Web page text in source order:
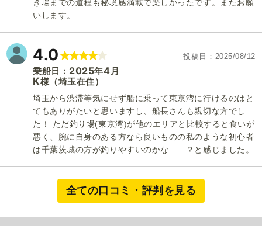
き場までの道程も秘境感満載で楽しかったです。またお願
いします。
4.0 投稿日 2025/08/12
乗船日： 2025年4月
K様 （埼玉在住）
埼玉から渋滞等気にせず船に乗って東京湾に行けるのはと
てもありがたいと思いますし、船長さんも親切な方でし
た！ ただ釣り場(東京湾)が他のエリアと比較すると食いが
悪く、腕に自身のある方なら良いものの私のような初心者
は千葉茨城の方が釣りやすいのかな……？と感じました。
全ての口コミ・評判を見る